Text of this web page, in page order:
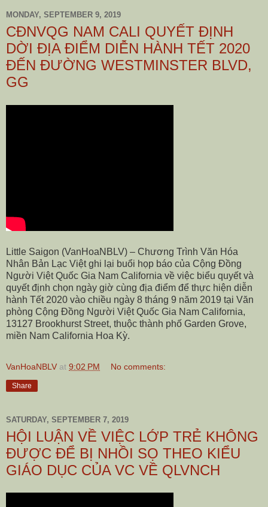
MONDAY, SEPTEMBER 9, 2019
CĐNVQG NAM CALI QUYẾT ĐỊNH
DỜI ĐỊA ĐIỂM DIỄN HÀNH TẾT 2020
ĐẾN ĐƯỜNG WESTMINSTER BLVD,
GG
Little Saigon (VanHoaNBLV) – Chương Trình Văn Hóa
Nhân Bản Lạc Việt ghi lại buổi họp báo của Cộng Đồng
Người Việt Quốc Gia Nam California về việc biểu quyết và
quyết định chọn ngày giờ cùng địa điểm để thực hiện diễn
hành Tết 2020 vào chiều ngày 8 tháng 9 năm 2019 tại Văn
phòng Cộng Đồng Người Việt Quốc Gia Nam California,
13127 Brookhurst Street, thuộc thành phố Garden Grove,
miền Nam California Hoa Kỳ.
VanHoaNBLV at 9:02 PM No comments:
Share
SATURDAY, SEPTEMBER 7, 2019
HỘI LUẬN VỀ VIỆC LỚP TRẺ KHÔNG
ĐƯỢC ĐỂ BỊ NHỒI SỌ THEO KIỂU
GIÁO DỤC CỦA VC VỀ QLVNCH